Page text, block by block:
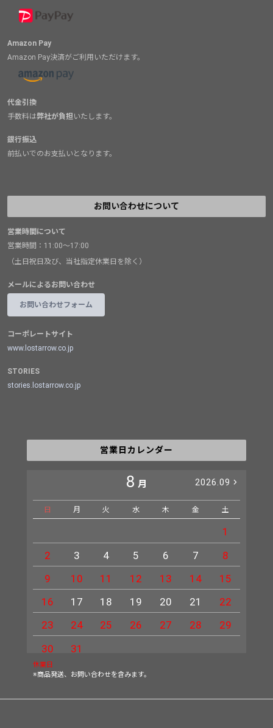
Amazon Pay
Amazon Pay決済がご利用いただけます。
代金引換
手数料は弊社が負担いたします。
銀行振込
前払いでのお支払いとなります。
お問い合わせについて
営業時間について
営業時間：11:00～17:00
（土日祝日及び、当社指定休業日を除く）
メールによるお問い合わせ
お問い合わせフォーム
コーポレートサイト
www.lostarrow.co.jp
STORIES
stories.lostarrow.co.jp
営業日カレンダー
8 月 2026.09
日 月 火 水 木 金 土
1
2
3 4 5 6 7
8
9
10 11 12 13 14
15
16
17 18 19 20 21
22
23
24 25 26 27 28
29
30
31
休業日
※商品発送、お問い合わせを含みます。